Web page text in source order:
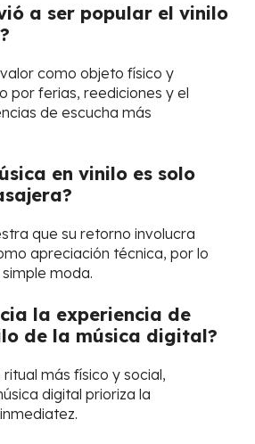
a ser popular el vinilo
como objeto físico y
por ferias, reediciones y el
de escucha más
en vinilo es solo
que su retorno involucra
apreciación técnica, por lo
moda.
la experiencia de
de la música digital?
ritual más físico y social,
digital prioriza la